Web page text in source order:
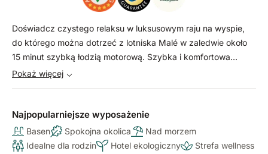
Doświadcz czystego relaksu w luksusowym raju na wyspie,
do którego można dotrzeć z lotniska Malé w zaledwie około
15 minut szybką łodzią motorową. Szybka i komfortowa
podróż łączy się tutaj z doskonałym odosobnieniem od
obsługa kamerdynera dostępna całą dobę tworzą idealne
warunki dla wyjątkowego wypoczynku.
Pokaż więcej
Najpopularniejsze wyposażenie
Basen Spokojna okolica
Nad morzem
Idealne dla rodzin
Hotel ekologiczny
Strefa wellness